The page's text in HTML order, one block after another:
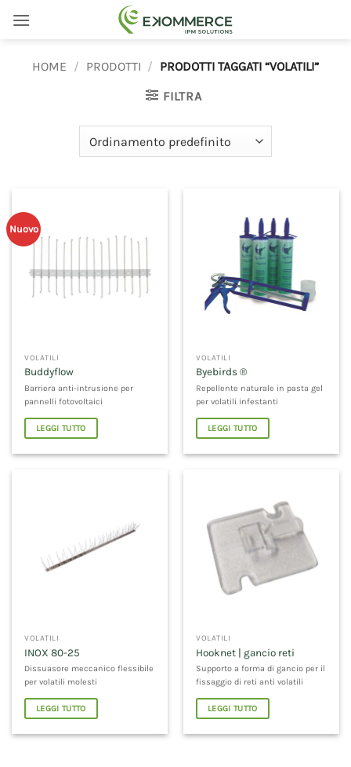
HOME / PRODOTTI / PRODOTTI TAGGATI “VOLATILI”
FILTRA
Nuovo
VOLATILI
Buddyflow
Barriera anti-intrusione per
pannelli fotovoltaici
LEGGI TUTTO
VOLATILI
Byebirds ®
Repellente naturale in pasta gel
per volatili infestanti
LEGGI TUTTO
VOLATILI
INOX 80-25
Dissuasore meccanico flessibile
per volatili molesti
LEGGI TUTTO
VOLATILI
Hooknet | gancio reti
Supporto a forma di gancio per il
fissaggio di reti anti volatili
LEGGI TUTTO